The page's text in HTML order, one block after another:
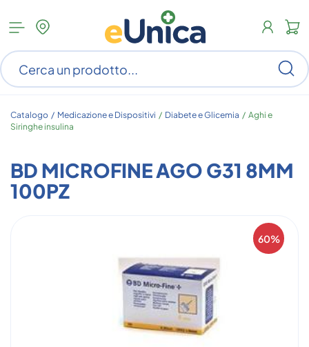
Apri
menu
categorie
Catalogo / Medicazione e Dispositivi / Diabete e Glicemia / Aghi e
Siringhe insulina
BD MICROFINE AGO G31 8MM
100PZ
60%